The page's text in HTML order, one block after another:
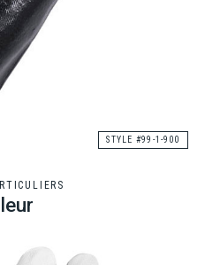
STYLE #99-1-900